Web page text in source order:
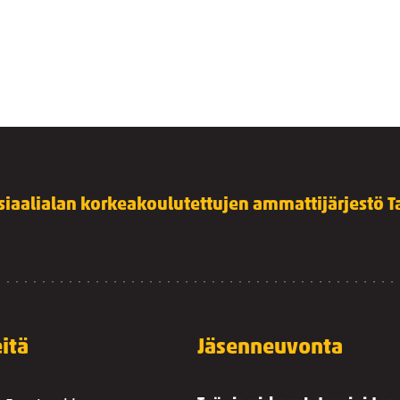
korkeakoulutettujen ammattijärjestö
Jäsenneuvonta